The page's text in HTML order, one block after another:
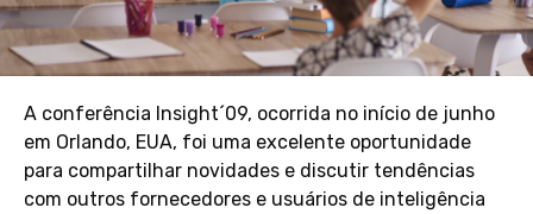
A conferência Insight´09, ocorrida no início de junho
em Orlando, EUA, foi uma excelente oportunidade
para compartilhar novidades e discutir tendências
com outros fornecedores e usuários de inteligência